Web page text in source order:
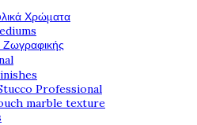
Χρώματα
Professional
marble texture